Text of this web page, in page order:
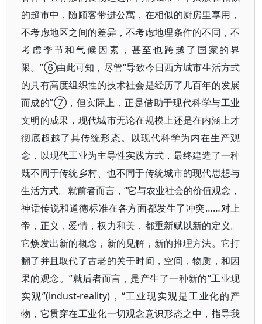
的超市中，随顾客带进公寓，在相似的厨房里享用，
不考虑地区之间的差异，不考虑地理条件的不同，不
考虑季节和气候因素，甚至也跨越了国家的界
限。”⑥由此可知，尽管“导致今日西方城市生活方式
的具有高度组织性的技术社会是经历了几百年的发展
而成的”⑦，但实际上，正是借助于现代科学与工业
文明的成果，现代城市无论在规模上还是在内涵上才
彻底超越了其传统形态。以现代科学为内在生产观
念，以现代工业为主导性实践方式，最终建造了一种
既不同于传统乡村、也不同于传统城市的现代思想与
生活方式。就前者而言，“它与农业社会的价值观念，
神话传说和道德标准在各方面都发生了冲突……对上
帝，正义，爱情，权力和美，都重新赋以新的定义。
它焕发出新的概念，新的见解，新的推理方法。它打
翻了并且取代了古老的关于时间，空间，物质，和因
果的观念。”就后者而言，是产生了一种新的“工业现
实观”(indust-reality)，“工业现实观是工业化的产
物，它贯穿在工业化一切观念意识形态之中，指导我